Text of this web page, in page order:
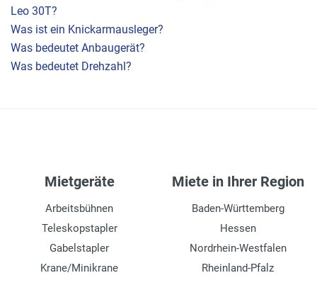
Leo 30T?
Was ist ein Knickarmausleger?
Was bedeutet Anbaugerät?
Was bedeutet Drehzahl?
Mietgeräte
Arbeitsbühnen
Teleskopstapler
Gabelstapler
Krane/Minikrane
Miete in Ihrer Region
Baden-Württemberg
Hessen
Nordrhein-Westfalen
Rheinland-Pfalz